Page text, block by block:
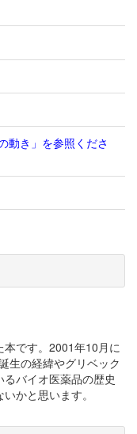
動き」を参照くださ
です。2001年10月に
生の経緯やグリベック
バイオ医薬品の歴史
かと思います。